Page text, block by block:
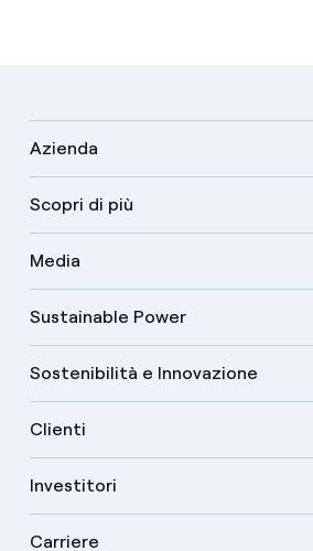
Azienda
Scopri di più
Media
Sustainable Power
Sostenibilità e Innovazione
Clienti
Investitori
Carriere